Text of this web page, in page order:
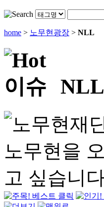
home > 노무현광장 > NLL
NLL